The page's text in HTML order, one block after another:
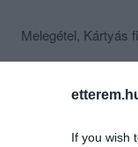
If you wish
Melegétel, Kártyás
ide betérőt.
Rendezvények,